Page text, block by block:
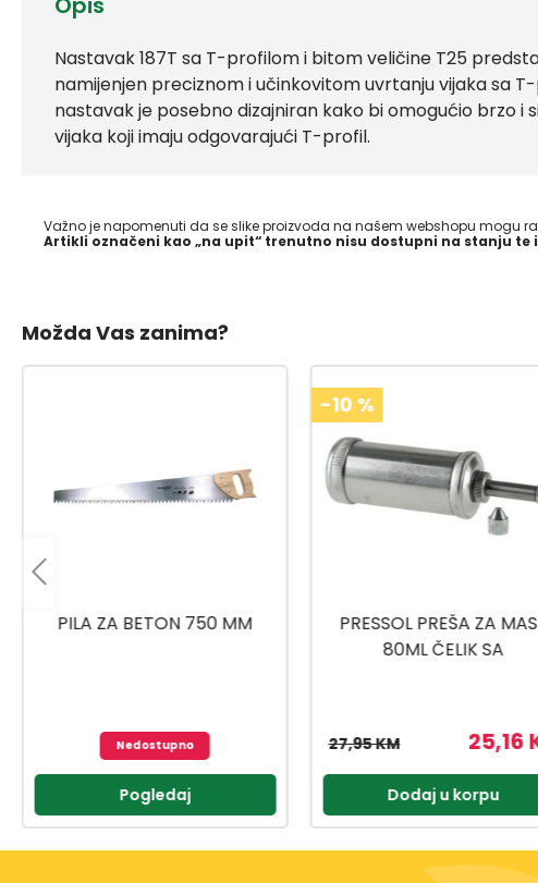
Nastavak 187T sa T-profilom i bitom veličine T25
namijenjen preciznom i učinkovitom uvrtanju vijaka sa
nastavak je posebno dizajniran kako bi omogućio brzo i
vijaka koji imaju odgovarajući T-profil.
Važno je napomenuti da se slike proizvoda na našem webshopu mogu
Artikli označeni kao „na upit“ trenutno nisu dostupni na stanju
Možda Vas zanima?
PRESSOL PREŠA ZA MAST
25,16 KM
Dodaj u korpu
-10 %
UNIOR RUČICA/RAČNA 1/2
1901A BI 611782
70,16
77,95 KM
Dodaj u korpu